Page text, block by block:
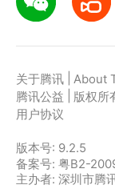
关于腾讯 About
腾讯公益
版权所
用户协议
版本号: 9.2.5
备案号: 粤B2-
主办者: 深圳市腾